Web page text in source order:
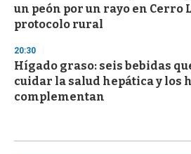
un peón por un rayo en Cerro
protocolo rural
20:30
Hígado graso: seis bebidas
cuidar la salud hepática y los
complementan